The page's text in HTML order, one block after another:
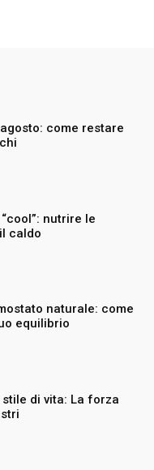
come restare
nutrire le
caldo
naturale: come
equilibrio
di vita: La forza